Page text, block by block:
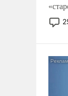
то
что